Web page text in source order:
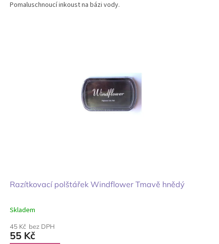
Pomaluschnoucí inkoust na bázi vody.
Razítkovací polštářek Windflower Tmavě hnědý
Skladem
45 Kč bez DPH
55 Kč